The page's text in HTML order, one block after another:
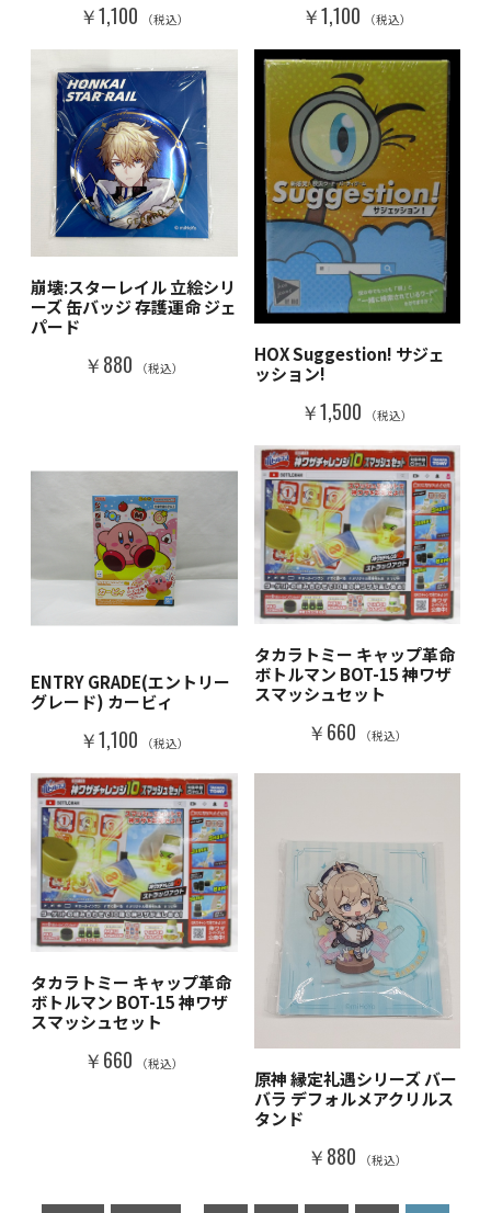
￥1,100 （税込） ￥1,100 （税込）
崩壊:スターレイル 立絵シリ
ーズ 缶バッジ 存護運命 ジェ
パード
￥880 （税込）
HOX Suggestion! サジェ
ッション!
￥1,500 （税込）
ENTRY GRADE(エントリー
グレード) カービィ
￥1,100 （税込）
タカラトミー キャップ革命
ボトルマン BOT-15 神ワザ
スマッシュセット
￥660 （税込）
タカラトミー キャップ革命
ボトルマン BOT-15 神ワザ
スマッシュセット
￥660 （税込）
原神 縁定礼遇シリーズ バー
バラ デフォルメアクリルス
タンド
￥880 （税込）